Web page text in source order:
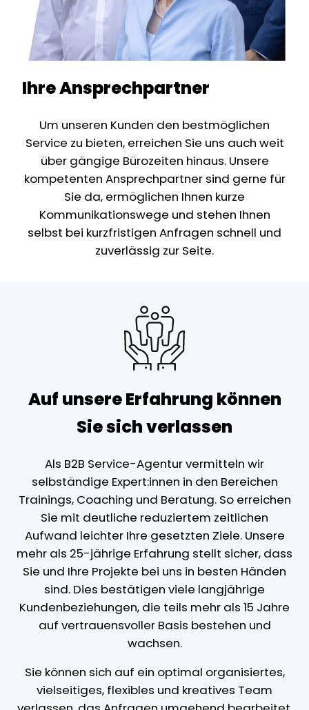
Ihre Ansprechpartner
Um unseren Kunden den bestmöglichen
Service zu bieten, erreichen Sie uns auch weit
über gängige Bürozeiten hinaus. Unsere
kompetenten Ansprechpartner sind gerne für
Sie da, ermöglichen Ihnen kurze
Kommunikationswege und stehen Ihnen
selbst bei kurzfristigen Anfragen schnell und
zuverlässig zur Seite.
Auf unsere Erfahrung können
Sie sich verlassen
Als B2B Service-Agentur vermitteln wir
selbständige Expert:innen in den Bereichen
Trainings, Coaching und Beratung. So erreichen
Sie mit deutliche reduziertem zeitlichen
Aufwand leichter Ihre gesetzten Ziele. Unsere
mehr als 25-jährige Erfahrung stellt sicher, dass
Sie und Ihre Projekte bei uns in besten Händen
sind. Dies bestätigen viele langjährige
Kundenbeziehungen, die teils mehr als 15 Jahre
auf vertrauensvoller Basis bestehen und
wachsen.
Sie können sich auf ein optimal organisiertes,
vielseitiges, flexibles und kreatives Team